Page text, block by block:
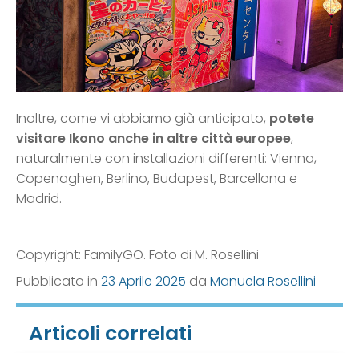
Inoltre, come vi abbiamo già anticipato, potete
visitare Ikono anche in altre città europee,
naturalmente con installazioni differenti: Vienna,
Copenaghen, Berlino, Budapest, Barcellona e
Madrid.
Copyright: FamilyGO. Foto di M. Rosellini
Pubblicato in 23 Aprile 2025 da Manuela Rosellini
Articoli correlati